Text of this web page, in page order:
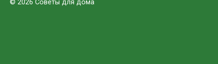
© 2026 Советы для дома